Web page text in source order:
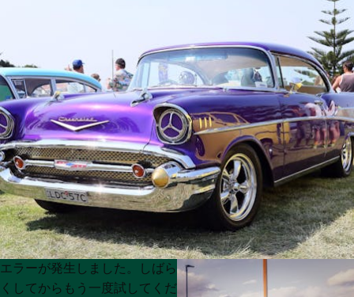
Product
List
Product
List
エラーが発生しました。しばら
くしてからもう一度試してくだ